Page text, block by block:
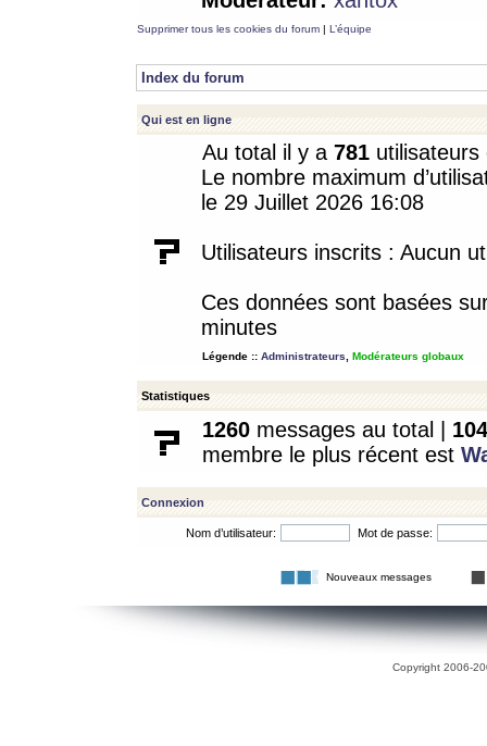
Supprimer tous les cookies du forum | L’équipe
Index du forum
Qui est en ligne
Au total il y a 781
Le nombre maximum
le 29 Juillet 2026 16:08
Utilisateurs inscrits : Aucun
Ces données sont basées
minutes
Légende :: Administrateurs Modérateurs globaux
Statistiques
1260 messages au total | 104
membre le plus récent est
Connexion
Nom d’utilisateur: Mot de passe:
Nouveaux messages
Copyright 2006-